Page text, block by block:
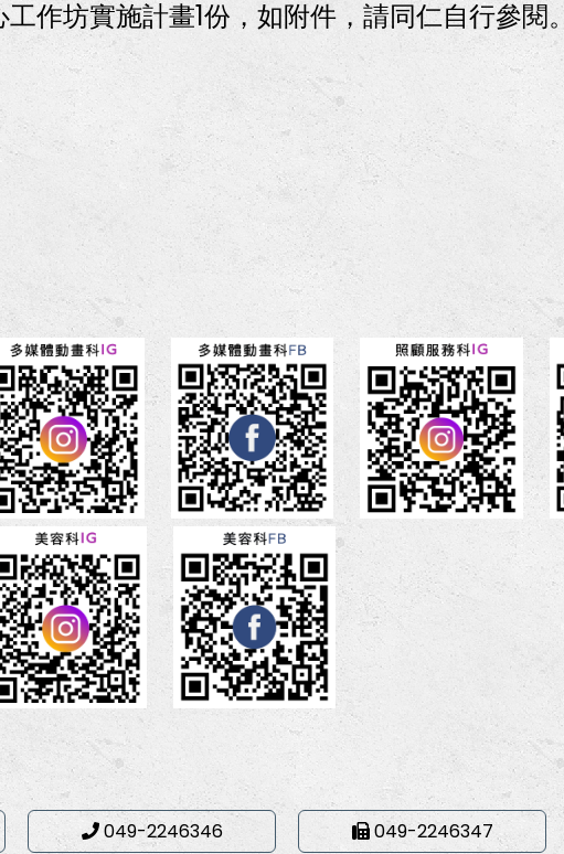
作坊實施計畫1份，如附件，請同仁自行參閱。
049-2246346 049-2246347